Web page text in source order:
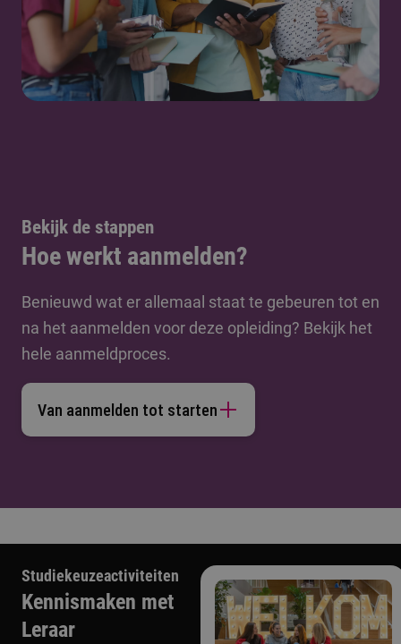
Bekijk de stappen
Hoe werkt aanmelden?
Benieuwd wat er allemaal staat te gebeuren tot en
na het aanmelden voor deze opleiding? Bekijk het
hele aanmeldproces.
Van aanmelden tot starten
Studiekeuzeactiviteiten
Kennismaken met
Leraar